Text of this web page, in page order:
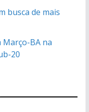
busca de mais
BA na
20